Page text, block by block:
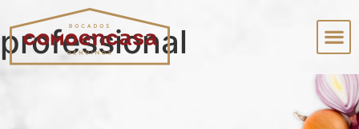
professional